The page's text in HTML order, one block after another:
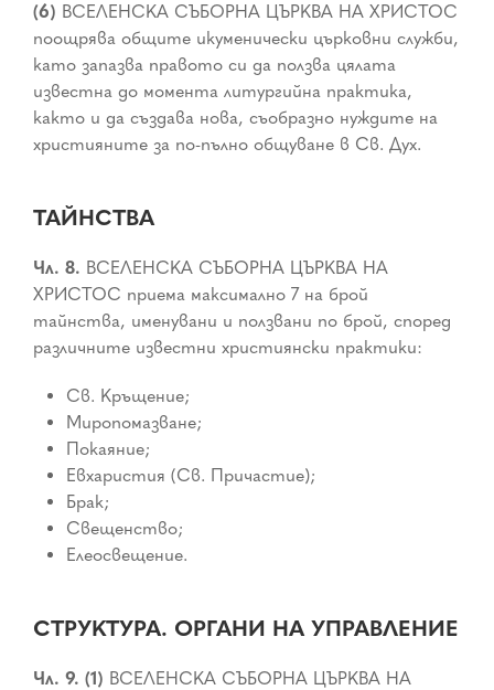
(6) ВСЕЛЕНСКА СЪБОРНА ЦЪРКВА НА ХРИСТОС
поощрява общите икуменически църковни служби,
като запазва правото си да ползва цялата
известна до момента литургийна практика,
както и да създава нова, съобразно нуждите на
християните за по-пълно общуване в Св. Дух.
ТАЙНСТВА
Чл. 8. ВСЕЛЕНСКА СЪБОРНА ЦЪРКВА НА
ХРИСТОС приема максимално 7 на брой
тайнства, именувани и ползвани по брой, според
различните известни християнски практики:
Св. Кръщение;
Миропомазване;
Покаяние;
Евхаристия (Св. Причастие);
Брак;
Свещенство;
Елеосвещение.
СТРУКТУРА. ОРГАНИ НА УПРАВЛЕНИЕ
Чл. 9. (1) ВСЕЛЕНСКА СЪБОРНА ЦЪРКВА НА